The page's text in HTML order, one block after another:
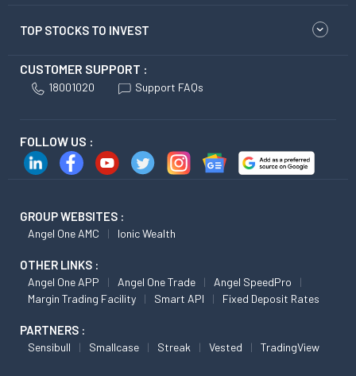
TOP STOCKS TO INVEST
CUSTOMER SUPPORT :
18001020 Support FAQs
FOLLOW US :
GROUP WEBSITES :
Angel One AMC Ionic Wealth
OTHER LINKS :
Angel One APP Angel One Trade
Angel SpeedPro
Margin Trading Facility
Smart API Fixed Deposit Rates
PARTNERS :
Sensibull Smallcase Streak Vested TradingView